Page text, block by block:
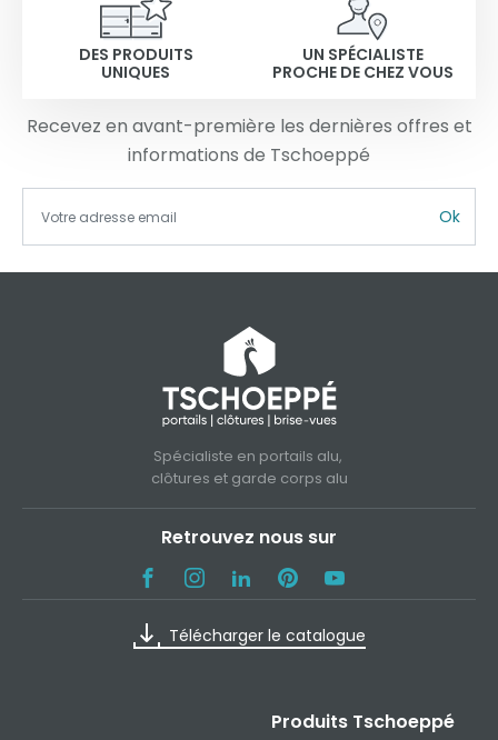
DES PRODUITS
UNIQUES
UN SPÉCIALISTE
PROCHE DE CHEZ VOUS
Recevez en avant-première les dernières offres et
informations de Tschoeppé
Ok
Spécialiste en portails alu,
clôtures et garde corps alu
Retrouvez nous sur
Télécharger le catalogue
Produits Tschoeppé